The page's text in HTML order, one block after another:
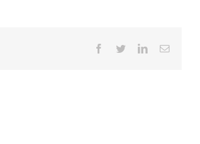
Facebook
TwitterLinkedInEmail